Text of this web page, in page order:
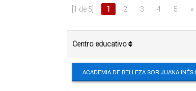
[1 de 5] 1 2 3 4 5 »
Centro educativo
ACADEMIA DE BELLEZA SOR JUANA INÉS